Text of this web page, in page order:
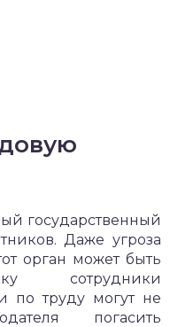
государственный
Даже угроза
орган может быть
сотрудники
по труду могут не
погасить